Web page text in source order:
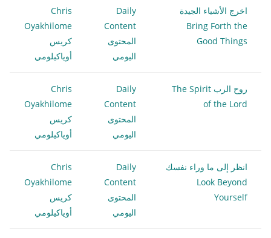
اخرج الأشياء الجيدة
Bring Forth the
Good Things
Daily
Content
المحتوى
اليومي
Chris
Oyakhilome
كريس
أوياكيلومي
روح الرب The Spirit
of the Lord
Daily
Content
المحتوى
اليومي
Chris
Oyakhilome
كريس
أوياكيلومي
انظر إلى ما وراء نفسك
Look Beyond
Yourself
Daily
Content
المحتوى
اليومي
Chris
Oyakhilome
كريس
أوياكيلومي